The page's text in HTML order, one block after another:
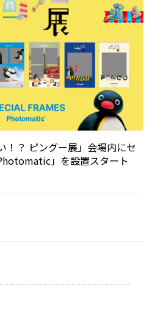
！？ ピングー展」会場内にセ
」を設置スタート